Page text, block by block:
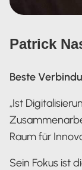
Patrick
Beste
„Ist
Raum für
Sein Fokus ist